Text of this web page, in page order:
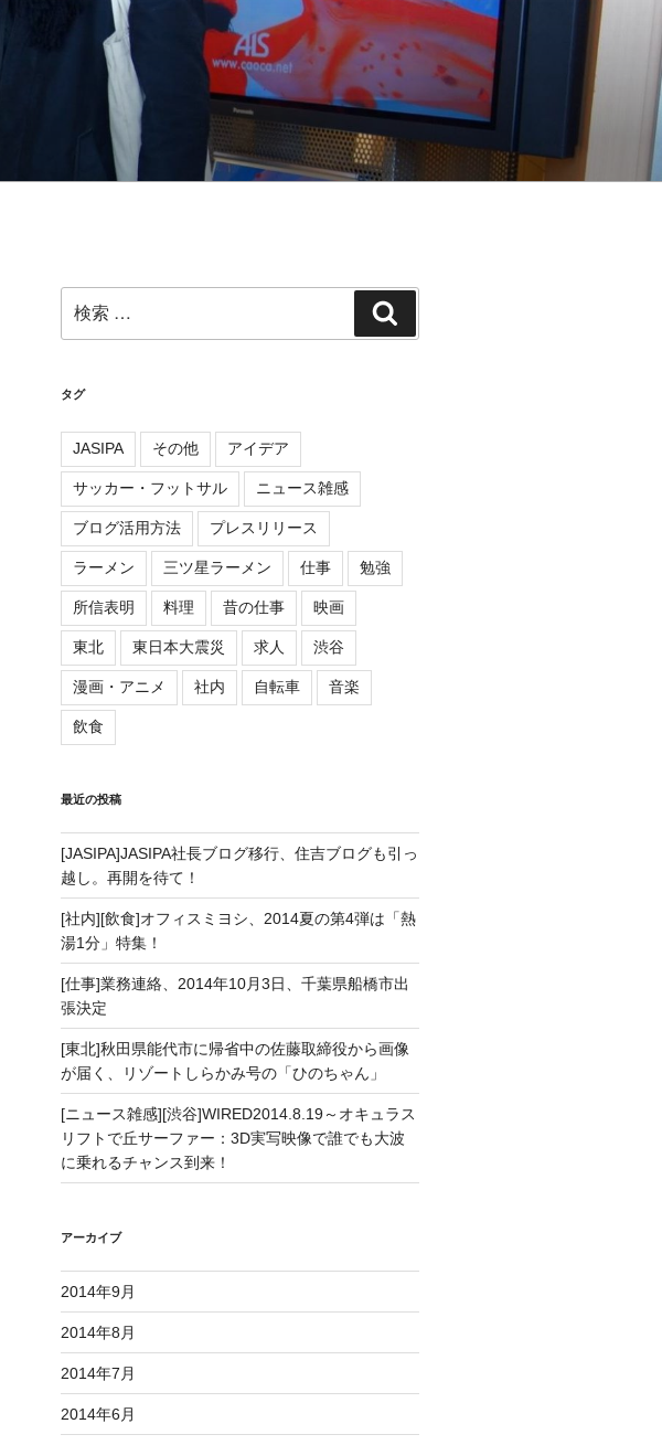
索:
索
タグ
JASIPA その他 アイデア
サッカー・フットサル ニュース雑感
ブログ活用方法 プレスリリース
ラーメン 三ツ星ラーメン 仕事 勉強
所信表明 料理 昔の仕事 映画
東北 東日本大震災 求人 渋谷
漫画・アニメ 社内 自転車 音楽
飲食
最近の投稿
[JASIPA]JASIPA社長ブログ移行、住吉ブログも引っ
越し。再開を待て！
[社内][飲食]オフィスミヨシ、2014夏の第4弾は「熱
湯1分」特集！
[仕事]業務連絡、2014年10月3日、千葉県船橋市出
張決定
[東北]秋田県能代市に帰省中の佐藤取締役から画像
が届く、リゾートしらかみ号の「ひのちゃん」
[ニュース雑感][渋谷]WIRED2014.8.19～オキュラス
リフトで丘サーファー：3D実写映像で誰でも大波
に乗れるチャンス到来！
アーカイブ
2014年9月
2014年8月
2014年7月
2014年6月